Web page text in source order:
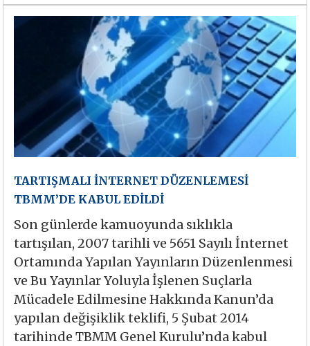
TARTIŞMALI İNTERNET DÜZENLEMESİ
TBMM’DE KABUL EDİLDİ
Son günlerde kamuoyunda sıklıkla
tartışılan, 2007 tarihli ve 5651 Sayılı İnternet
Ortamında Yapılan Yayınların Düzenlenmesi
ve Bu Yayınlar Yoluyla İşlenen Suçlarla
Mücadele Edilmesine Hakkında Kanun’da
yapılan değişiklik teklifi, 5 Şubat 2014
tarihinde TBMM Genel Kurulu’nda kabul